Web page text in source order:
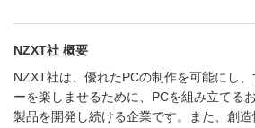
NZXT社 概要
NZXT社は、優れたPCの制作を可能にし
ーを楽しませるために、PCを組み立てる
製品を開発し続ける企業です。また、創